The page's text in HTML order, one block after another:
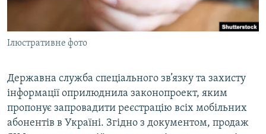
УКРАЇНСЬКА ПРОБЛЕМА КРИМУ
ІНФОГРАФІКА
ДОЛУЧАЙСЯ!
Усі сайти RFE/RL
Ілюстративне фото
Державна служба спеціального зв’язку та захисту
інформації оприлюднила законопроект, яким
пропонує запровадити реєстрацію всіх мобільних
абонентів в Україні. Згідно з документом, продаж